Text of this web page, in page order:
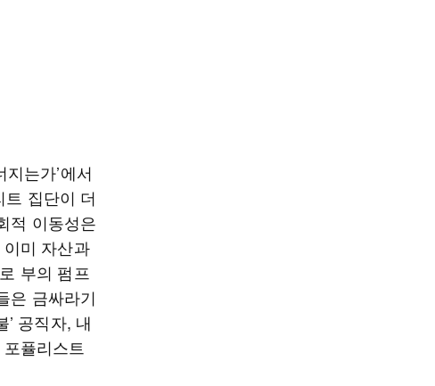
는가’에서
트 집단이 더
적 이동성은
미 자산과
부의 펌프
은 금싸라기
공직자, 내
퓰리스트